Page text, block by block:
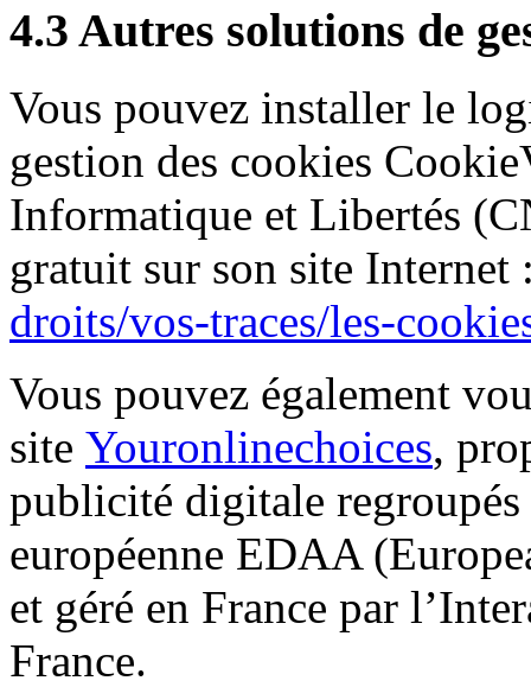
4.3 Autres solutions de
Vous pouvez installer le
gestion des cookies
Informatique et Libertés
gratuit sur son site
droits/vos-traces/les-
Vous pouvez également
site Youronlinechoices,
publicité digitale regroupés
européenne EDAA
et géré en France par
France.